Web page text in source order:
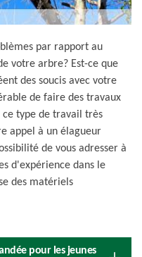
par rapport au
votre arbre? Est-ce que
des soucis avec votre
de faire des travaux
ce type de travail très
appel à un élagueur
de vous adresser à
d'expérience dans le
des matériels
pour les jeunes